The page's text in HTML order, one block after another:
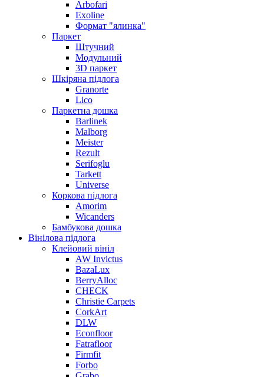
Arbofari
Exoline
Формат "ялинка"
Паркет
Штучний
Модульний
3D паркет
Шкіряна підлога
Granorte
Lico
Паркетна дошка
Barlinek
Malborg
Meister
Rezult
Serifoglu
Tarkett
Universe
Коркова підлога
Amorim
Wicanders
Бамбукова дошка
Вінілова підлога
Клейовий вініл
AW Invictus
BazaLux
BerryAlloc
CHECK
Christie Carpets
CorkArt
DLW
Econfloor
Fatrafloor
Firmfit
Forbo